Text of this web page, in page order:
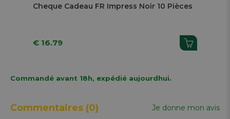
Cheque Cadeau FR Impress Noir 10 Pièces
€ 16.79
Commandé avant 18h, expédié aujourdhui.
Commentaires (0) Je donne mon avis